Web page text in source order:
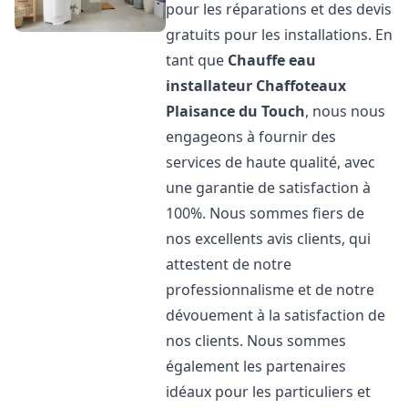
pour les réparations et des devis
gratuits pour les installations. En
tant que Chauffe eau
installateur Chaffoteaux
Plaisance du Touch, nous nous
engageons à fournir des
services de haute qualité, avec
une garantie de satisfaction à
100%. Nous sommes fiers de
nos excellents avis clients, qui
attestent de notre
professionnalisme et de notre
dévouement à la satisfaction de
nos clients. Nous sommes
également les partenaires
idéaux pour les particuliers et